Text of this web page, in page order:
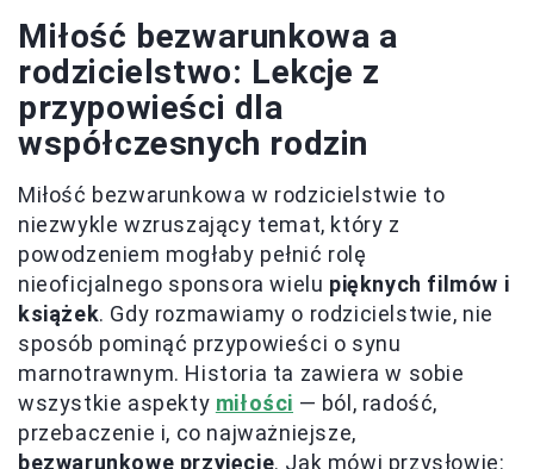
Miłość bezwarunkowa a
rodzicielstwo: Lekcje z
przypowieści dla
współczesnych rodzin
Miłość bezwarunkowa w rodzicielstwie to
niezwykle wzruszający temat, który z
powodzeniem mogłaby pełnić rolę
nieoficjalnego sponsora wielu pięknych filmów i
książek. Gdy rozmawiamy o rodzicielstwie, nie
sposób pominąć przypowieści o synu
marnotrawnym. Historia ta zawiera w sobie
wszystkie aspekty miłości — ból, radość,
przebaczenie i, co najważniejsze,
bezwarunkowe przyjęcie. Jak mówi przysłowie: